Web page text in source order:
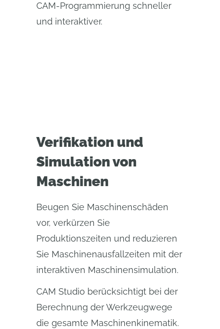
CAM-Programmierung schneller
und interaktiver.
Verifikation und
Simulation von
Maschinen
Beugen Sie Maschinenschäden
vor, verkürzen Sie
Produktionszeiten und reduzieren
Sie Maschinenausfallzeiten mit der
interaktiven Maschinensimulation.
CAM Studio berücksichtigt bei der
Berechnung der Werkzeugwege
die gesamte Maschinenkinematik.